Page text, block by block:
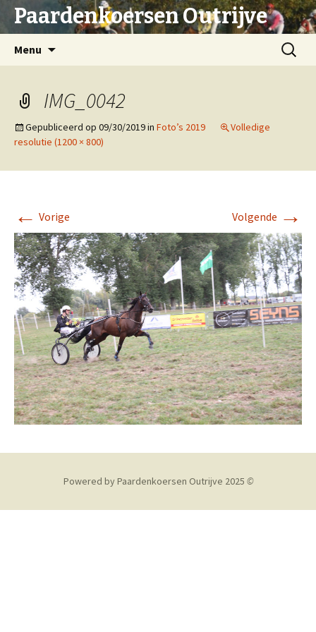
Paardenkoersen Outrijve
Menu
Zoeken
naar:
IMG_0042
Gepubliceerd op 09/30/2019in Foto’s 2019
Volledige
resolutie (1200 × 800)
← Vorige Volgende →
Powered by Paardenkoersen Outrijve 2025 ©